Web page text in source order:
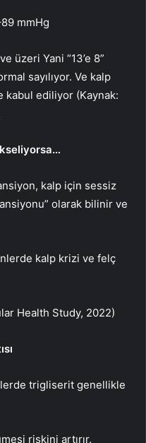
mmHg
üzeri Yani “13’e 8”
sayılıyor. Ve kalp
kabul ediliyor (Kaynak:
kalp için sessiz
olarak bilinir ve
kalp krizi ve felç
Health Study, 2022)
trigliserit genellikle
riskini artırır.